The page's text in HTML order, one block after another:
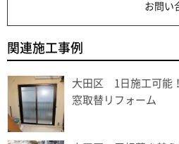
お問い
関連施工事例
大田区 1日施工可能
窓取替リフォーム